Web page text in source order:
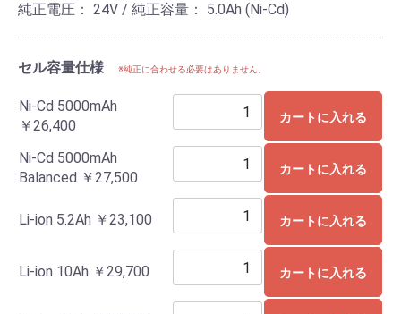
純正電圧： 24V / 純正容量： 5.0Ah (Ni-Cd)
セル容量仕様 ※純正に合わせる必要はありません。
Ni-Cd 5000mAh
￥26,400
カートに入れる
Ni-Cd 5000mAh
Balanced ￥27,500 カートに入れる
Li-ion 5.2Ah ￥23,100 カートに入れる
Li-ion 10Ah ￥29,700 カートに入れる